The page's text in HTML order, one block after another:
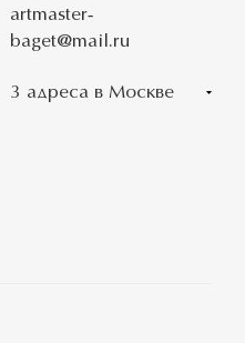
artmaster-
baget@mail.ru
3 адреса в Москве